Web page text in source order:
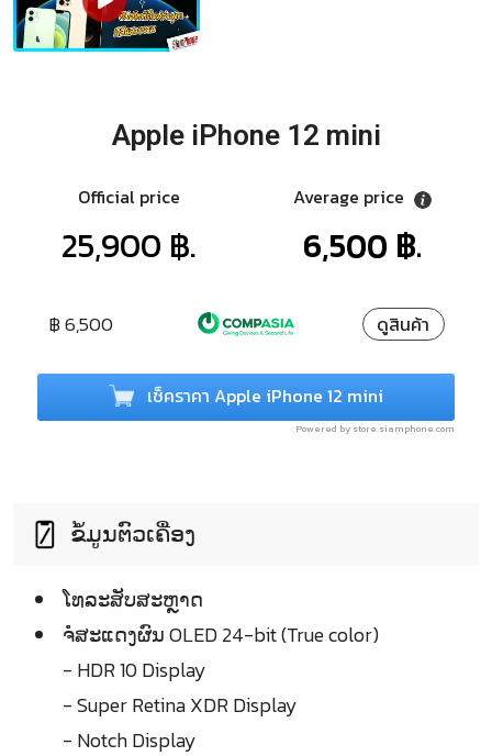
Apple iPhone 12 mini
Official price
25,900 ฿.
Average price
6,500 ฿.
฿ 6,500 ดูสินค้า
เช็คราคา Apple iPhone 12 mini
Powered by store.siamphone.com
ຂໍ້ມູນຕົວເຄື່ອງ
ໂທລະສັບສະຫຼາດ
ຈໍໍສະແດງຜົນ OLED 24-bit (True color)
- HDR 10 Display
- Super Retina XDR Display
- Notch Display